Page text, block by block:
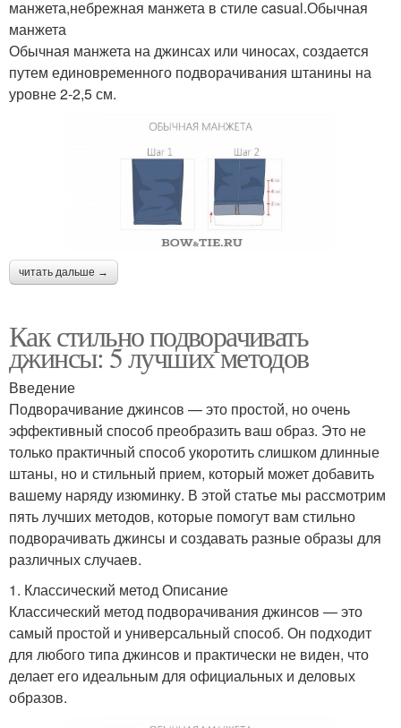
манжета,небрежная манжета в стиле casual.Обычная
манжета
Обычная манжета на джинсах или чиносах, создается
путем единовременного подворачивания штанины на
уровне 2-2,5 см.
читать дальше →
Как стильно подворачивать
джинсы: 5 лучших методов
Введение
Подворачивание джинсов — это простой, но очень
эффективный способ преобразить ваш образ. Это не
только практичный способ укоротить слишком длинные
штаны, но и стильный прием, который может добавить
вашему наряду изюминку. В этой статье мы рассмотрим
пять лучших методов, которые помогут вам стильно
подворачивать джинсы и создавать разные образы для
различных случаев.
1. Классический метод Описание
Классический метод подворачивания джинсов — это
самый простой и универсальный способ. Он подходит
для любого типа джинсов и практически не виден, что
делает его идеальным для официальных и деловых
образов.